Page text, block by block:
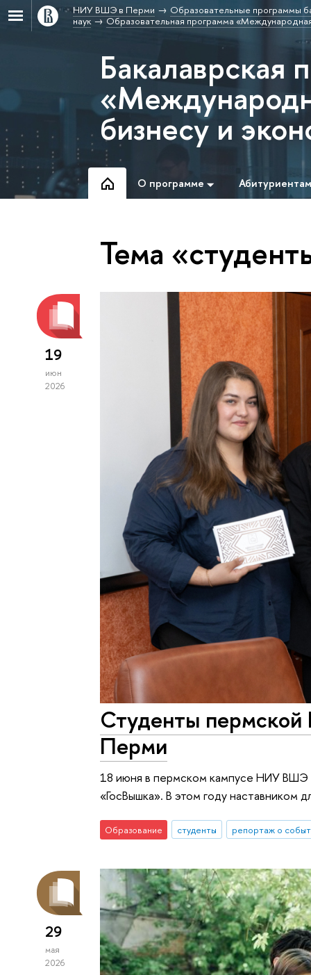
НИУ ВШЭ в Перми
Образовательные программы
наук
Образовательная программа
Бакалаврская
бизнесу и
О программе Абитуриентам
Тема
19
июн
2026
Студенты пермской
Перми
18 июня в пермском кампусе НИУ ВШЭ
«ГосВышка». В этом году наставником
Образование студенты репортаж о
29
мая
2026